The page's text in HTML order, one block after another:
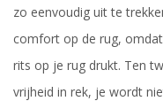
zo eenvoudig uit te
comfort op de rug,
rits op je rug drukt. Ten
vrijheid in rek, je wordt